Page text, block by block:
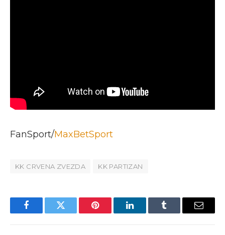
FanSport/MaxBetSport
KK CRVENA ZVEZDA KK PARTIZAN
FacebookTwitter Pinterest LinkedInTumblr Email